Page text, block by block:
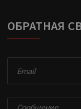
ОБРАТНАЯ